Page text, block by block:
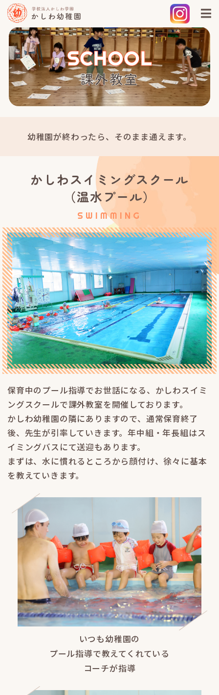
SCHOOL
課外教室
幼稚園が終わったら、そのまま通えます。
かしわスイミングスクール
（温水プール）
SWIMMING
保育中のプール指導でお世話になる、かしわスイミ
ングスクールで課外教室を開催しております。
かしわ幼稚園の隣にありますので、通常保育終了
後、先生が引率していきます。年中組・年長組はス
イミングバスにて送迎もあります。
まずは、水に慣れるところから顔付け、徐々に基本
を教えていきます。
いつも幼稚園の
プール指導で教えてくれている
コーチが指導